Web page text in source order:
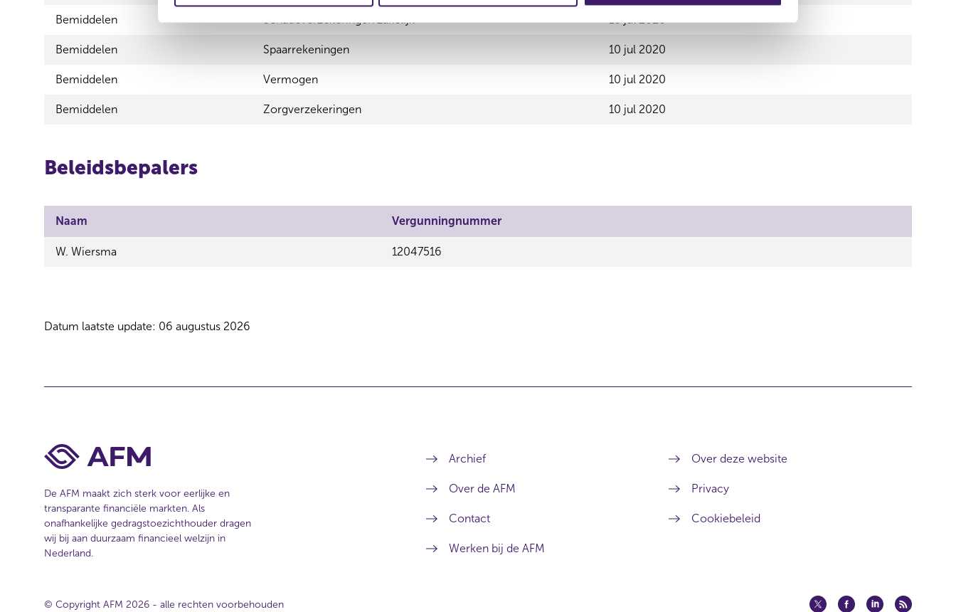
i
t
e
Bemiddelen Schadeverzekeringen zakelijk 10 jul 2020
Bemiddelen Spaarrekeningen 10 jul 2020
Bemiddelen Vermogen 10 jul 2020
Bemiddelen Zorgverzekeringen 10 jul 2020
Beleidsbepalers
Naam Vergunningnummer
W. Wiersma 12047516
Datum laatste update: 06 augustus 2026
Archief
Over de AFM
Contact
Werken bij de AFM
Over deze website
Privacy
Cookiebeleid
De AFM maakt zich sterk voor eerlijke en
transparante financiële markten. Als
onafhankelijke gedragstoezichthouder dragen
wij bij aan duurzaam financieel welzijn in
Nederland.
© Copyright AFM 2026 - alle rechten voorbehouden